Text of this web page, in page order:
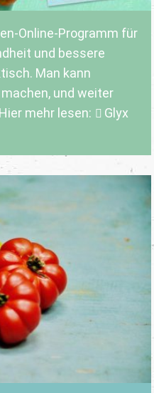
Online-Programm für
und bessere
Man kann
und weiter
mehr lesen:
Glyx